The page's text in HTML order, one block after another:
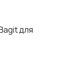
для